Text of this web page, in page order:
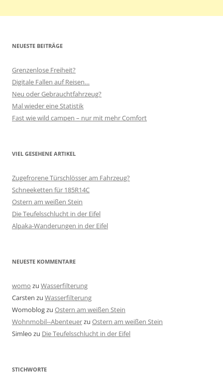
NEUESTE BEITRÄGE
Grenzenlose Freiheit?
Digitale Fallen auf Reisen…
Neu oder Gebrauchtfahrzeug?
Mal wieder eine Statistik
Fast wie wild campen – nur mit mehr Comfort
VIEL GESEHENE ARTIKEL
Zugefrorene Türschlösser am Fahrzeug?
Schneeketten für 185R14C
Ostern am weißen Stein
Die Teufelsschlucht in der Eifel
Alpaka-Wanderungen in der Eifel
NEUESTE KOMMENTARE
womo zu Wasserfilterung
Carsten zu Wasserfilterung
Womoblogzu Ostern am weißen Stein
Wohnmobil--Abenteuerzu Ostern am weißen Stein
Simleo zu Die Teufelsschlucht in der Eifel
STICHWORTE